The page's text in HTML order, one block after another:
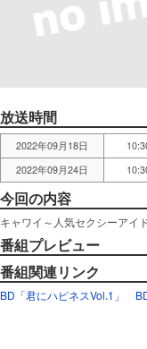
放送時間
2022年09月18日
2022年09月24日
今回の内容
キャワイ～人気セクシーアイ
番組プレビュー
番組関連リンク
BD「君にハピネスVol.1」